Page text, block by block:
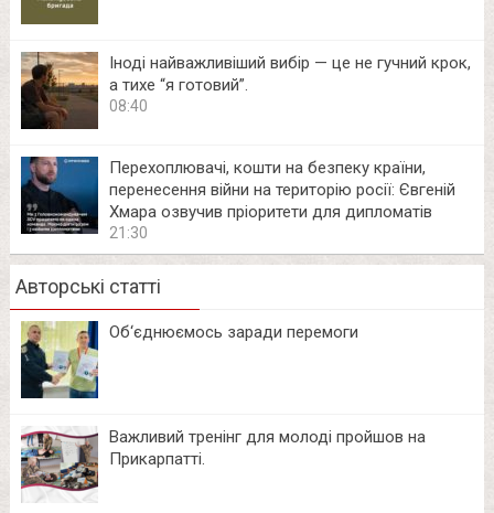
Іноді найважливіший вибір — це не гучний крок,
а тихе “я готовий”.
08:40
Перехоплювачі, кошти на безпеку країни,
перенесення війни на територію росії: Євгеній
Хмара озвучив пріоритети для дипломатів
21:30
Авторські статті
Об‘єднюємось заради перемоги
Важливий тренінг для молоді пройшов на
Прикарпатті.